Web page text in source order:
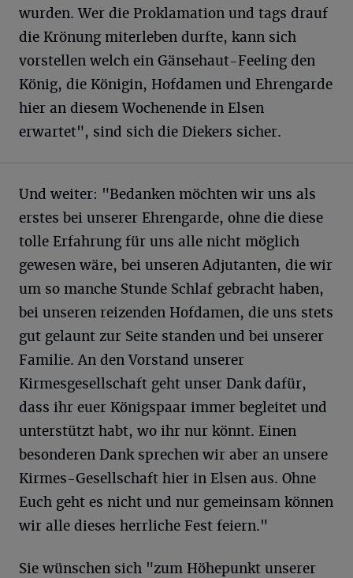
wurden. Wer die Proklamation und tags drauf
die Krönung miterleben durfte, kann sich
vorstellen welch ein Gänsehaut-Feeling den
König, die Königin, Hofdamen und Ehrengarde
hier an diesem Wochenende in Elsen
erwartet", sind sich die Diekers sicher.
Und weiter: "Bedanken möchten wir uns als
erstes bei unserer Ehrengarde, ohne die diese
tolle Erfahrung für uns alle nicht möglich
gewesen wäre, bei unseren Adjutanten, die wir
um so manche Stunde Schlaf gebracht haben,
bei unseren reizenden Hofdamen, die uns stets
gut gelaunt zur Seite standen und bei unserer
Familie. An den Vorstand unserer
Kirmesgesellschaft geht unser Dank dafür,
dass ihr euer Königspaar immer begleitet und
unterstützt habt, wo ihr nur könnt. Einen
besonderen Dank sprechen wir aber an unsere
Kirmes-Gesellschaft hier in Elsen aus. Ohne
Euch geht es nicht und nur gemeinsam können
wir alle dieses herrliche Fest feiern."
Sie wünschen sich "zum Höhepunkt unserer